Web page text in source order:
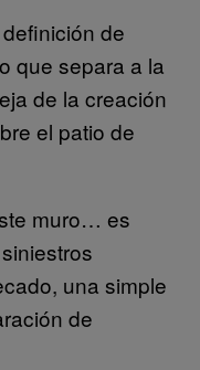
de
que separa a la
de la creación
el patio de
muro… es
una simple
de